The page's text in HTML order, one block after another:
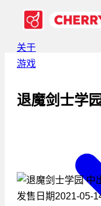
关于
游戏
退魔剑士学
发售日期2021-05-